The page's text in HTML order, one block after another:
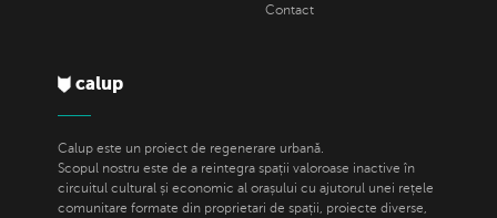
Contact
calup
Calup este un proiect de regenerare urbană.
Scopul nostru este de a reintegra spații valoroase inactive în
circuitul cultural și economic al orașului cu ajutorul unei rețele
comunitare formate din proprietari de spații, proiecte diverse,